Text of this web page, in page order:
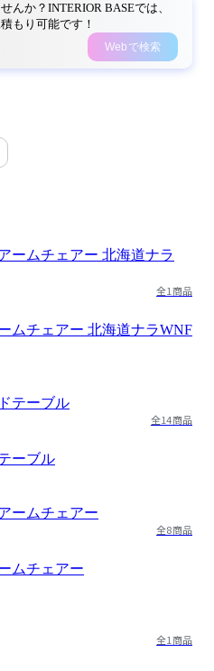
んか？INTERIOR BASEでは、
もり可能です！
Webで検索
全1商品
ムチェアー 北海道ナラWNF
全14商品
ーブル
全8商品
ムチェアー
全1商品